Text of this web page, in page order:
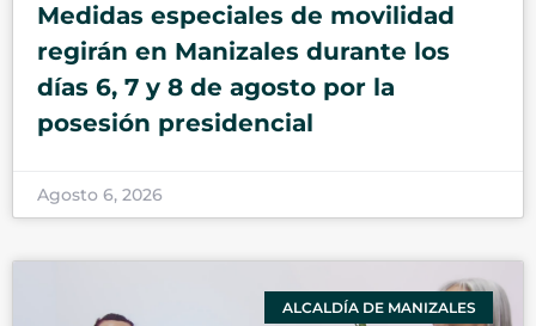
Medidas especiales de movilidad
regirán en Manizales durante los
días 6, 7 y 8 de agosto por la
posesión presidencial
Agosto 6, 2026
ALCALDÍA DE MANIZALES